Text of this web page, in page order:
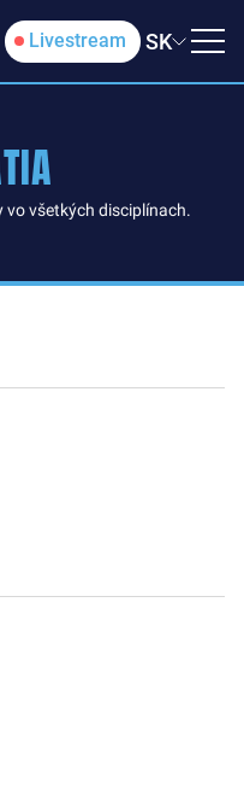
Livestream SK
vo všetkých disciplínach.